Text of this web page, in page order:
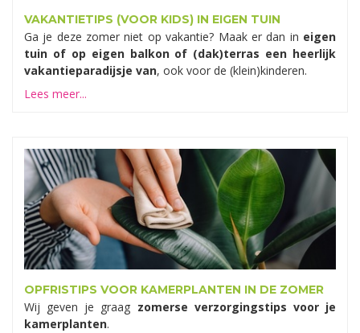
VAKANTIETIPS (VOOR KIDS) IN EIGEN TUIN
Ga je deze zomer niet op vakantie? Maak er dan in eigen
tuin of op eigen balkon of (dak)terras een heerlijk
vakantieparadijsje van, ook voor de (klein)kinderen.
Lees meer...
OPFRISTIPS VOOR KAMERPLANTEN IN DE ZOMER
Wij geven je graag zomerse verzorgingstips voor je
kamerplanten.